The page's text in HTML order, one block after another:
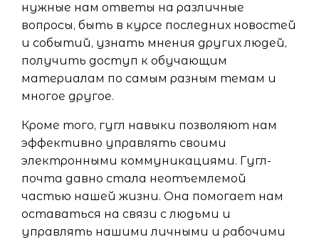
нужные нам ответы на различные
вопросы, быть в курсе последних новостей
и событий, узнать мнения других людей,
получить доступ к обучающим
материалам по самым разным темам и
многое другое.
Кроме того, гугл навыки позволяют нам
эффективно управлять своими
электронными коммуникациями. Гугл-
почта давно стала неотъемлемой
частью нашей жизни. Она помогает нам
оставаться на связи с людьми и
управлять нашими личными и рабочими